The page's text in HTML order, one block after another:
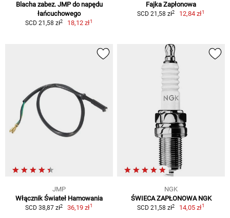
Blacha zabez. JMP do napędu
łańcuchowego
SCD 21,58 zł2 18,12 zł1
Fajka Zapłonowa
SCD 21,58 zł2 12,84 zł1
JMP
Włącznik Świateł Hamowania
SCD 38,87 zł2 36,19 zł1
NGK
ŚWIECA ZAPŁONOWA NGK
SCD 21,58 zł2 14,05 zł1